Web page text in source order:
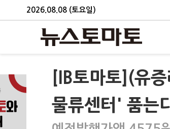
2026.08.08 (토요일)
[IB토마토](유
물류센터' 품는